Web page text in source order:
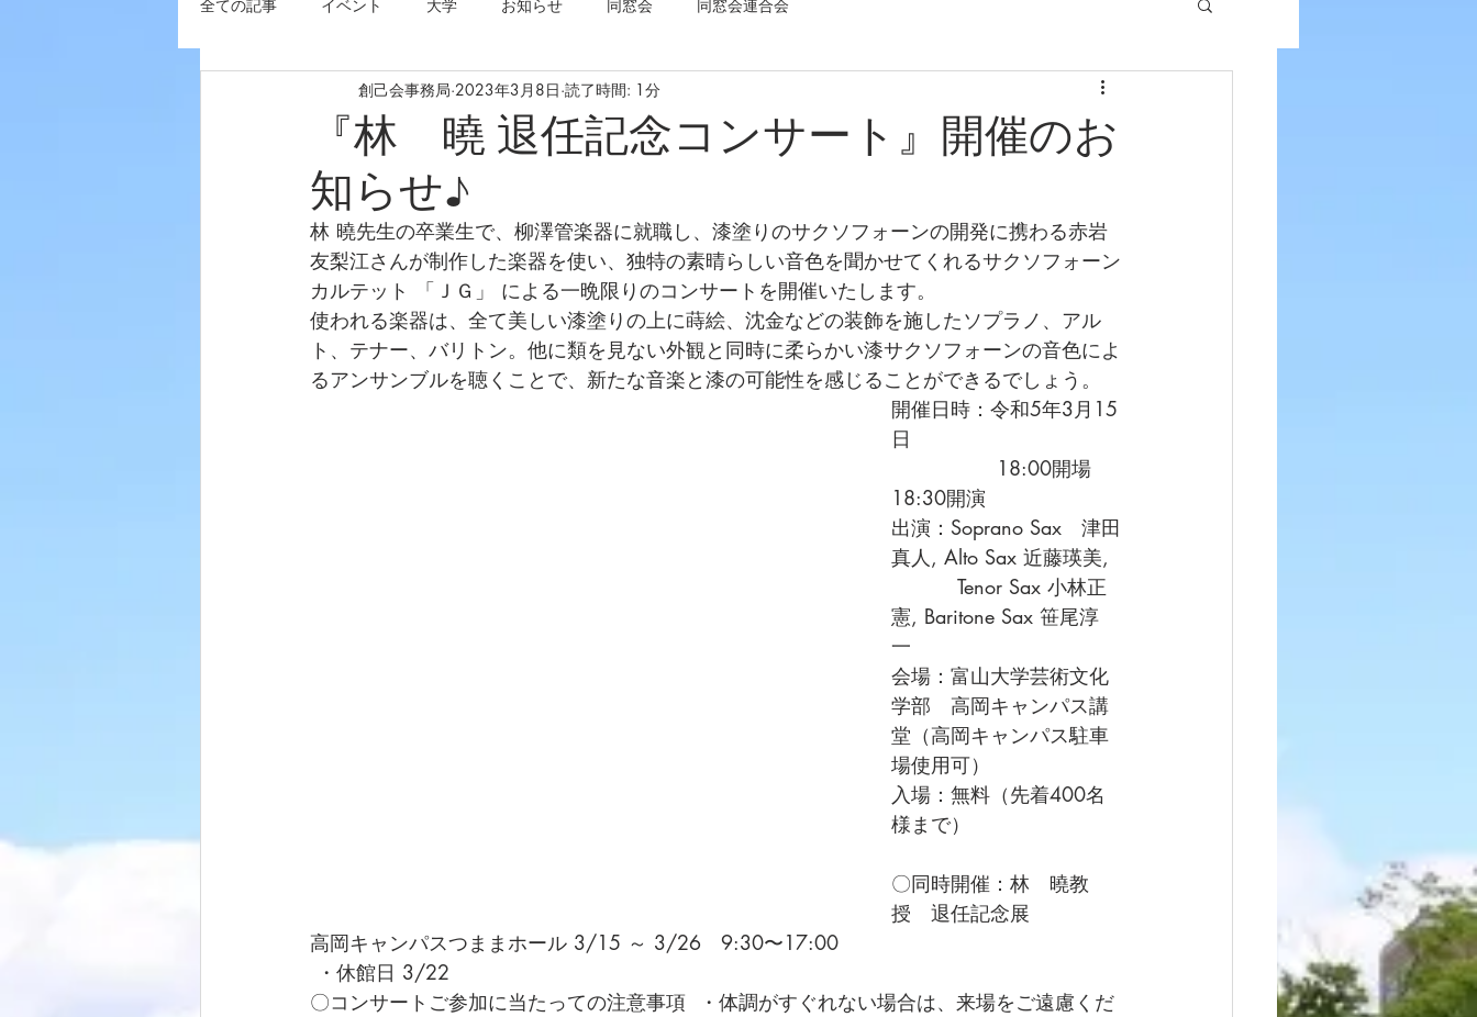
全ての記事 イベント 大学 お知らせ 同窓会 同窓会連合会
『林 曉 退任記念コンサート』開催のお
知らせ♪
創己会事務局 2023年3月8日 読了時間: 1分
林 曉先生の卒業生で、柳澤管楽器に就職し、漆塗りのサクソフォーンの開発に携わる赤岩
友梨江さんが制作した楽器を使い、独特の素晴らしい音色を聞かせてくれるサクソフォーン
カルテット 「ＪＧ」 による一晩限りのコンサートを開催いたします。
使われる楽器は、全て美しい漆塗りの上に蒔絵、沈金などの装飾を施したソプラノ、アル
ト、テナー、バリトン。他に類を見ない外観と同時に柔らかい漆サクソフォーンの音色によ
るアンサンブルを聴くことで、新たな音楽と漆の可能性を感じることができるでしょう。
開催日時：令和5年3月15
日
18:00開場
18:30開演
出演：Soprano Sax　津田
真人, Alto Sax 近藤瑛美,
憲, Baritone Sax 笹尾淳
一
会場：富山大学芸術文化
学部　高岡キャンパス講
堂（高岡キャンパス駐車
場使用可）
入場：無料（先着400名
様まで）
〇同時開催：林　曉教
授　退任記念展
高岡キャンパスつままホール 3/15 ～ 3/26　9:30〜17:00
・休館日 3/22
〇コンサートご参加に当たっての注意事項  ・体調がすぐれない場合は、来場をご遠慮くだ